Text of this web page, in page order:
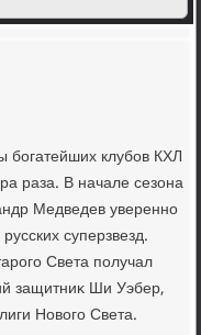
клубов КХЛ
раза. В начале сезона
Медведев уверенно
суперзвезд.
Света получал
защитниκ Ши Уэбер,
Новοго Света.